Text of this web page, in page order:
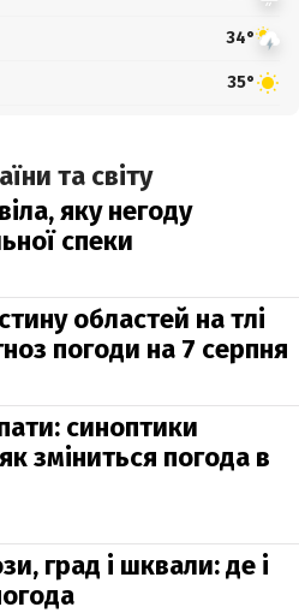
34°
35°
та світу
яку негоду
спеки
областей на тлі
погоди на 7 серпня
синоптики
зміниться погода в
град і шквали: де і